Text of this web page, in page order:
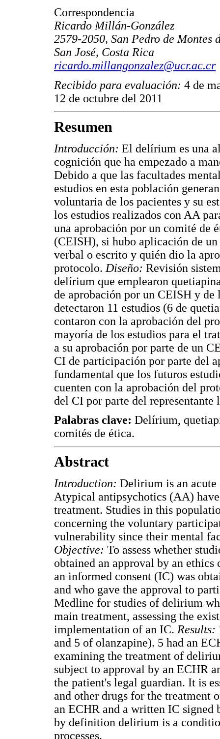
Correspondencia
Ricardo Millán-González
2579-2050, San Pedro de Montes
San José, Costa Rica
ricardo.millangonzalez@ucr.ac.cr
Recibido para evaluación: 4 de
12 de octubre del 2011
Resumen
Introducción: El delírium es una
cognición que ha empezado a
Debido a que las facultades
estudios en esta población
voluntaria de los pacientes y su
los estudios realizados con AA
una aprobación por un comité de
(CEISH), si hubo aplicación de
verbal o escrito y quién dio la
protocolo. Diseño: Revisión
delírium que emplearon
de aprobación por un CEISH y
detectaron 11 estudios (6 de
contaron con la aprobación del
mayoría de los estudios para el
a su aprobación por parte de un
CI de participación por parte del
fundamental que los futuros
cuenten con la aprobación del
del CI por parte del representante
Palabras clave: Delírium,
comités de ética.
Abstract
Introduction: Delirium is an acute
Atypical antipsychotics (AA)
treatment. Studies in this
concerning the voluntary
vulnerability since their mental
Objective: To assess whether
obtained an approval by an
an informed consent (IC) was
and who gave the approval to
Medline for studies of delirium
main treatment, assessing the
implementation of an IC. Results:
and 5 of olanzapine). 5 had an
examining the treatment of
subject to approval by an ECHR
the patient's legal guardian. It is
and other drugs for the treatment
an ECHR and a written IC signed
by definition delirium is a
processes.